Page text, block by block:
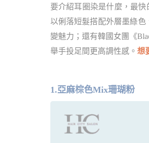
要介紹耳圈染是什麼，最快
以俐落短髮搭配外層墨綠
變魅力；還有韓國女團《
舉手投足間更高調性感。 想
1.亞麻棕色Mix珊瑚粉